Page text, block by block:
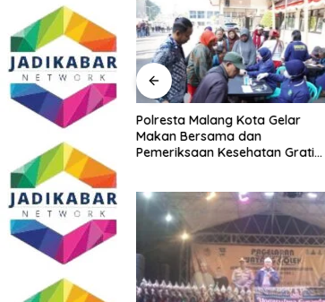
Kota
dan Polri Jaga
Polresta Malang Kota Gelar
Makan Bersama dan
Pemeriksaan Kesehatan Gratis,